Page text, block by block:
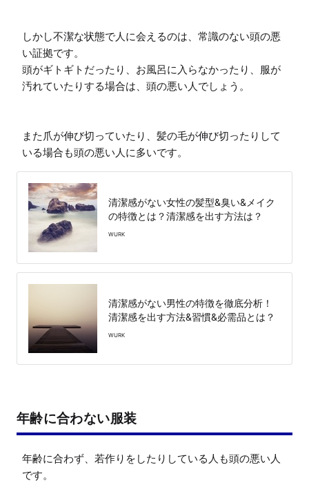
しかし不潔な状態で人に会えるのは、常識のない頭の悪
い証拠です。
頭がギトギトだったり、お風呂に入らなかったり、服が
汚れていたりする場合は、頭の悪い人でしょう。
また爪が伸び切っていたり、髪の毛が伸び切ったりして
いる場合も頭の悪い人に多いです。
清潔感がない女性の髪型&臭い&メイク
の特徴とは？清潔感を出す方法は？
WURK
清潔感がない男性の特徴を徹底分析！
清潔感を出す方法&習慣&必需品とは？
WURK
年齢に合わない服装
年齢に合わず、若作りをしたりしている人も頭の悪い人
です。